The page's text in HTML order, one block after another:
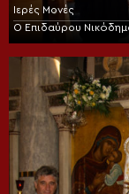
Ιερές Μονές
Ο Επιδαύρου